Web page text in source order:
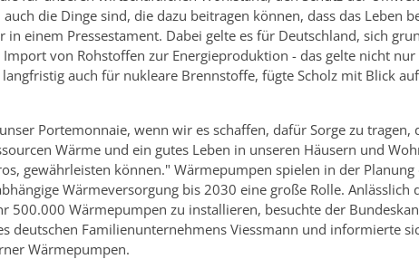
die Dinge sind, die dazu beitragen können, dass das Leben
in einem Pressestament. Dabei gelte es für Deutschland, sich
von Rohstoffen zur Energieproduktion - das gelte nicht
auch für nukleare Brennstoffe, fügte Scholz mit Blick
Portemonnaie, wenn wir es schaffen, dafür Sorge zu tragen,
Wärme und ein gutes Leben in unseren Häusern und
gewährleisten können." Wärmepumpen spielen in der Planung
Wärmeversorgung bis 2030 eine große Rolle. Anlässlich
500.000 Wärmepumpen zu installieren, besuchte der
deutschen Familienunternehmens Viessmann und informierte
Wärmepumpen.